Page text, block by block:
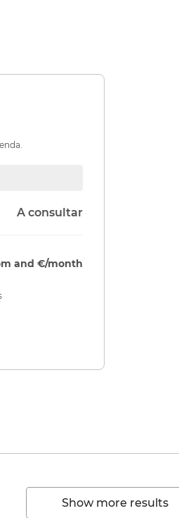
A consultar
and €/month
Show more results